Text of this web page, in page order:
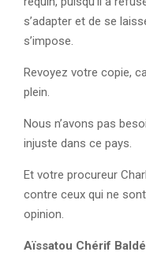
s’adapter et de se
s’impose.
Revoyez votre copie,
plein.
Nous n’avons pas
injuste dans ce pays.
Et votre procureur
contre ceux qui ne
opinion.
Aïssatou Chérif Baldé